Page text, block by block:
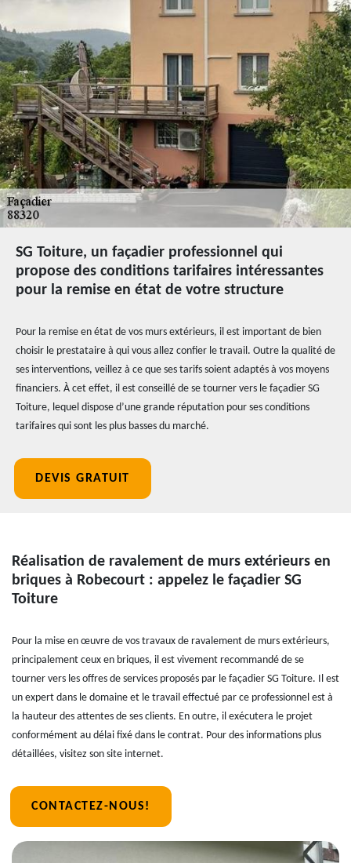
SG Toiture, un façadier professionnel qui
propose des conditions tarifaires intéressantes
pour la remise en état de votre structure
Pour la remise en état de vos murs extérieurs, il est important de bien
choisir le prestataire à qui vous allez confier le travail. Outre la qualité de
ses interventions, veillez à ce que ses tarifs soient adaptés à vos moyens
financiers. À cet effet, il est conseillé de se tourner vers le façadier SG
Toiture, lequel dispose d’une grande réputation pour ses conditions
tarifaires qui sont les plus basses du marché.
DEVIS GRATUIT
Réalisation de ravalement de murs extérieurs en
briques à Robecourt : appelez le façadier SG
Toiture
Pour la mise en œuvre de vos travaux de ravalement de murs extérieurs,
principalement ceux en briques, il est vivement recommandé de se
tourner vers les offres de services proposés par le façadier SG Toiture. Il est
un expert dans le domaine et le travail effectué par ce professionnel est à
la hauteur des attentes de ses clients. En outre, il exécutera le projet
conformément au délai fixé dans le contrat. Pour des informations plus
détaillées, visitez son site internet.
CONTACTEZ-NOUS!